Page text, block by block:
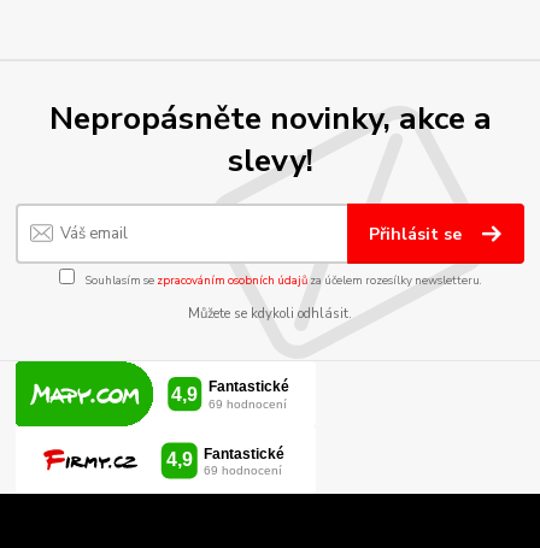
Nepropásněte novinky, akce a
slevy!
Přihlásit se
Souhlasím se zpracováním osobních údajůza účelem rozesílky newsletteru.
Můžete se kdykoli odhlásit.